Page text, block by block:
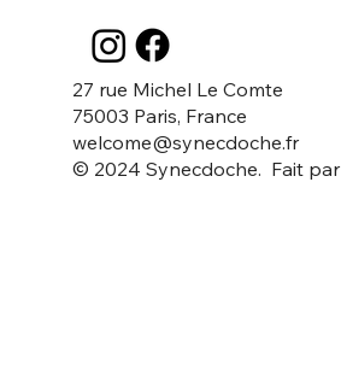
27 rue Michel Le Comte
75003 Paris, France
welcome@synecdoche.fr
© 2024 Synecdoche. Fait par